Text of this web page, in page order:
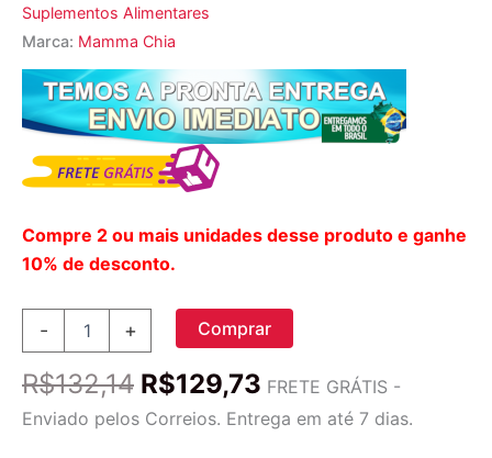
Suplementos Alimentares
Marca: Mamma Chia
Compre 2 ou mais unidades desse produto e ganhe
10% de desconto.
-
Snack
Vitalidade
+ Comprar
R$132,14 O
preço
R$129,73 O
preço
atual
FRETE GRÁTIS -
Enviado pelos Correios. Entrega em até 7 dias.